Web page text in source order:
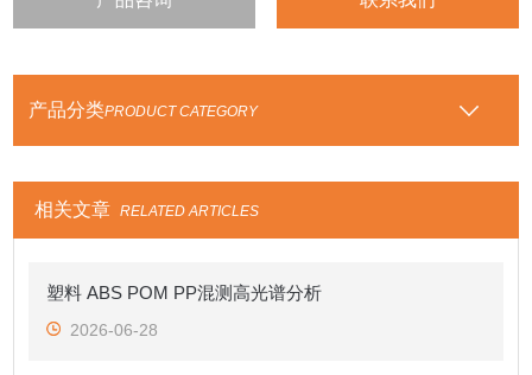
产品分类PRODUCT CATEGORY
相关文章 RELATED ARTICLES
塑料 ABS POM PP混测高光谱分析
2026-06-28